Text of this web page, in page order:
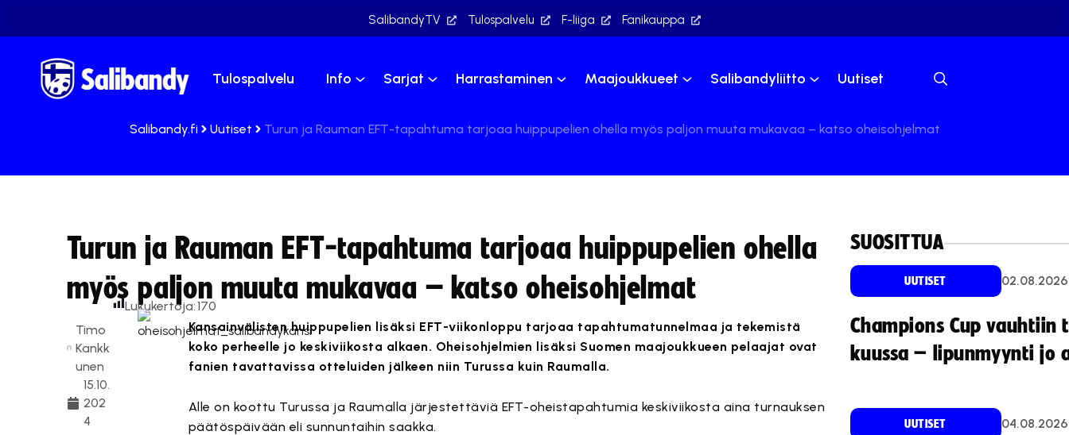
SalibandyTV Tulospalvelu F-liiga Fanikauppa
Tulospalvelu Info Sarjat Harrastaminen Maajoukkueet Salibandyliitto Uutiset
Salibandy.fi Uutiset Turun ja Rauman EFT-tapahtuma tarjoaa huippupelien ohella myös paljon muuta mukavaa – katso oheisohjelmat
Turun ja Rauman EFT-tapahtuma tarjoaa huippupelien ohella
myös paljon muuta mukavaa – katso oheisohjelmat
Timo
Kankk
unen
15.10.
202
4
Lukukertoja:170
Kansainvälisten huippupelien lisäksi EFT-viikonloppu tarjoaa tapahtumatunnelmaa ja tekemistä
koko perheelle jo keskiviikosta alkaen. Oheisohjelmien lisäksi Suomen maajoukkueen pelaajat ovat
fanien tavattavissa otteluiden jälkeen niin Turussa kuin Raumalla.
Alle on koottu Turussa ja Raumalla järjestettäviä EFT-oheistapahtumia keskiviikosta aina turnauksen
päätöspäivään eli sunnuntaihin saakka.
SUOSITTUA
UUTISET 02.08.2026
Champions Cup vauhtiin
kuussa – lipunmyynti jo
UUTISET 04.08.2026